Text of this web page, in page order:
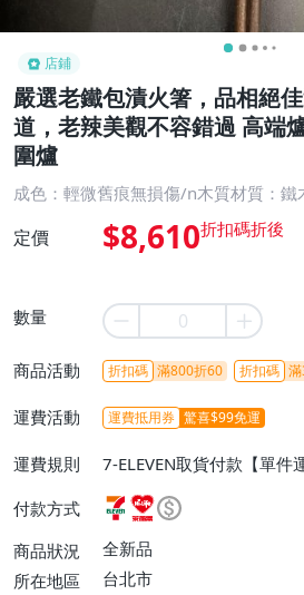
店鋪
嚴選老鐵包漬火箸，品相絕
道，老辣美觀不容錯過 高端
圍爐
成色：輕微舊痕無損傷/n木質材質：鐵
定價 $8,610
數量
商品活動 折扣碼 滿800折60 折扣碼
運費活動 運費抵用券 驚喜$99免運
運費規則
7-ELEVEN取貨付款【單件
或消費滿$1298免運費】、
不付款【免運費】、萊爾富
運費$60、滿5件或消費滿
費】、宅配/貨運【單件運
付款方式
商品狀況
全新品
所在地區
台北市